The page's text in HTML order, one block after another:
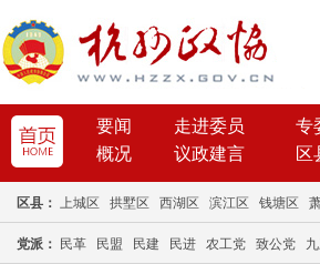
要闻 走进委员
专
概况
议政建言 区
区县： 上城区 拱墅区 西湖区 滨江区 钱塘区
党派： 民革 民盟 民建 民进 农工党 致公党